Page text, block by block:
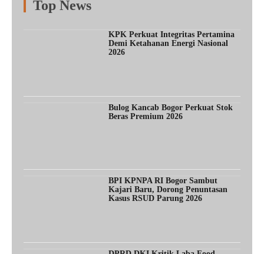
Top News
KPK Perkuat Integritas Pertamina
Demi Ketahanan Energi Nasional
2026
Bulog Kancab Bogor Perkuat Stok
Beras Premium 2026
BPI KPNPA RI Bogor Sambut
Kajari Baru, Dorong Penuntasan
Kasus RSUD Parung 2026